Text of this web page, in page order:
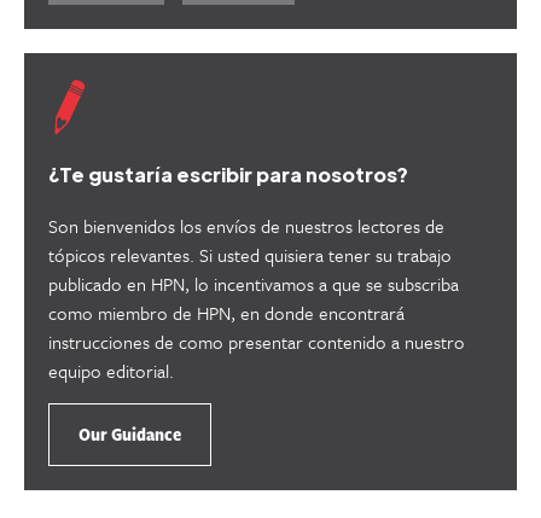
content
as
useful.
content
as
¿Te gustaría escribir para nosotros?
Son bienvenidos los envíos de nuestros lectores de
tópicos relevantes. Si usted quisiera tener su trabajo
publicado en HPN, lo incentivamos a que se subscriba
como miembro de HPN, en donde encontrará
instrucciones de como presentar contenido a nuestro
equipo editorial.
Our Guidance